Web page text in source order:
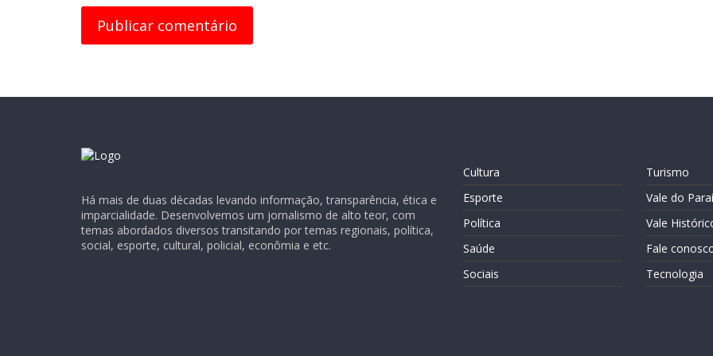
Há mais de duas décadas levando informação, transparência, ética e
imparcialidade. Desenvolvemos um jornalismo de alto teor, com
temas abordados diversos transitando por temas regionais, política,
social, esporte, cultural, policial, econômia e etc.
Cultura
Esporte
Política
Saúde
Sociais
Turismo
Vale do
Vale
Fale
Tecnologia